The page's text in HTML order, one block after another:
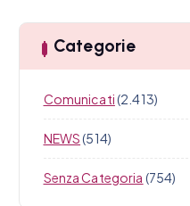
Categorie
Comunicati(2.413)
NEWS(514)
Senza Categoria (754)